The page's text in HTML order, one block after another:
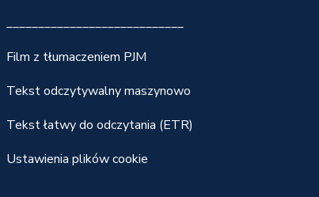
____________________________
Film z tłumaczeniem PJM
Tekst odczytywalny maszynowo
Tekst łatwy do odczytania (ETR)
Ustawienia plików cookie